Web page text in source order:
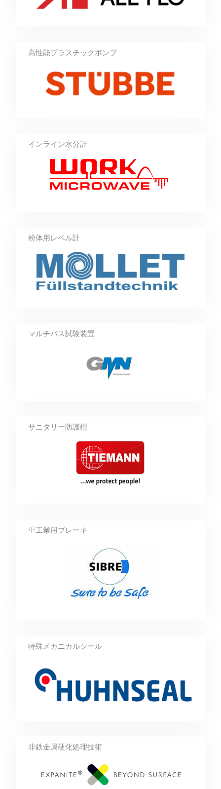
高性能プラスチックポンプ
インライン水分計
粉体用レベル計
マルチパス試験装置
サニタリー防護柵
重工業用ブレーキ
特殊メカニカルシール
非鉄金属硬化処理技術